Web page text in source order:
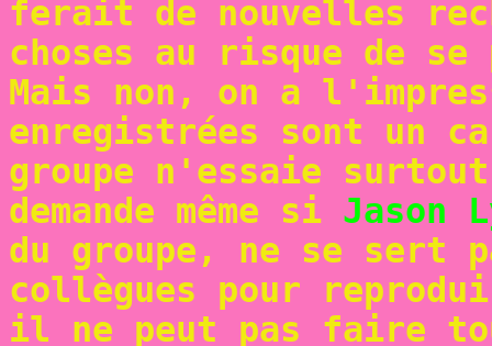
ferait de nouvelles
choses au risque de
Mais non, on a
enregistrées sont un
groupe n'essaie
demande même si Jason
du groupe, ne se sert
collègues pour
il ne peut pas faire